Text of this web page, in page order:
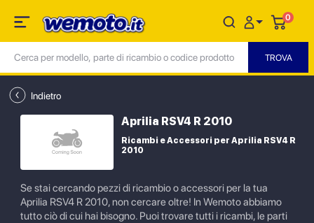
0
Indietro
Aprilia RSV4 R 2010
Ricambi e Accessori per Aprilia RSV4 R
2010
Se stai cercando pezzi di ricambio o accessori per la tua
Aprilia RSV4 R 2010, non cercare oltre! In Wemoto abbiamo
tutto ciò di cui hai bisogno. Puoi trovare tutti i ricambi, le parti